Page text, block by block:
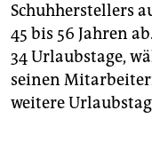
genossenschaft
epaper login
Schuhherstellers
45 bis 56 Jahren
34 Urlaubstage,
seinen
weitere